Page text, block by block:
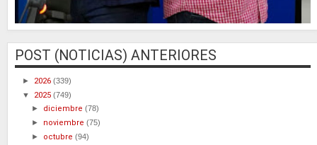
POST (NOTICIAS) ANTERIORES
► 2026 (339)
▼ 2025 (749)
► diciembre(78)
► noviembre(75)
► octubre(94)